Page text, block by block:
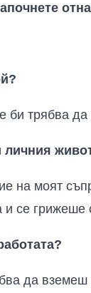
трябва
личния
на моят
се грижеше
да